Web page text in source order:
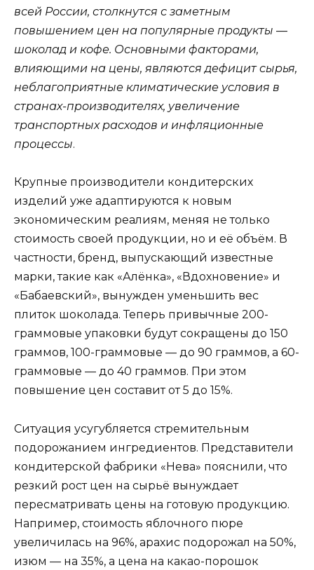
всей России, столкнутся с заметным
повышением цен на популярные продукты —
шоколад и кофе. Основными факторами,
влияющими на цены, являются дефицит сырья,
неблагоприятные климатические условия в
странах-производителях, увеличение
транспортных расходов и инфляционные
процессы.
Крупные производители кондитерских
изделий уже адаптируются к новым
экономическим реалиям, меняя не только
стоимость своей продукции, но и её объём. В
частности, бренд, выпускающий известные
марки, такие как «Алёнка», «Вдохновение» и
«Бабаевский», вынужден уменьшить вес
плиток шоколада. Теперь привычные 200-
граммовые упаковки будут сокращены до 150
граммов, 100-граммовые — до 90 граммов, а 60-
граммовые — до 40 граммов. При этом
повышение цен составит от 5 до 15%.
Ситуация усугубляется стремительным
подорожанием ингредиентов. Представители
кондитерской фабрики «Нева» пояснили, что
резкий рост цен на сырьё вынуждает
пересматривать цены на готовую продукцию.
Например, стоимость яблочного пюре
увеличилась на 96%, арахис подорожал на 50%,
изюм — на 35%, а цена на какао-порошок